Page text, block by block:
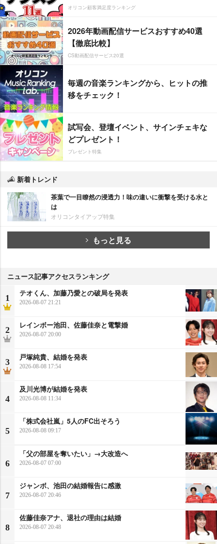
オリコン顧客満足度ランキング
2026年動画配信サービスおすすめ40選
【徹底比較】
CS動画配信サービス20選
毎週の音楽ランキングから、ヒットの推
移をチェック！
試写会、登壇イベント、サインチェキな
どプレゼント！
プレゼント特集
新着トレンド
茶葉で一目瞭然の浸透力！味の違いに衝撃を受ける水と
は
オリコンタイアップ特集
もっと見る
ニュース記事アクセスランキング
1
テオくん、加藤乃愛との破局を発表
2026-08-07 21:21
2
レインボー池田、佐藤佳奈と電撃婚
2026-08-07 20:00
3
戸塚純貴、結婚を発表
2026-08-08 17:54
4
及川光博が結婚を発表
2026-08-08 11:34
5
「株式会社嵐」5人のFC出そろう
2026-08-08 09:17
6
「父の部屋を奪いたい」→大改造へ
2026-08-07 07:00
7
ジャンボ、池田の結婚報告に感激
2026-08-07 20:46
8
佐藤佳奈アナ、退社の理由は結婚
2026-08-07 20:48